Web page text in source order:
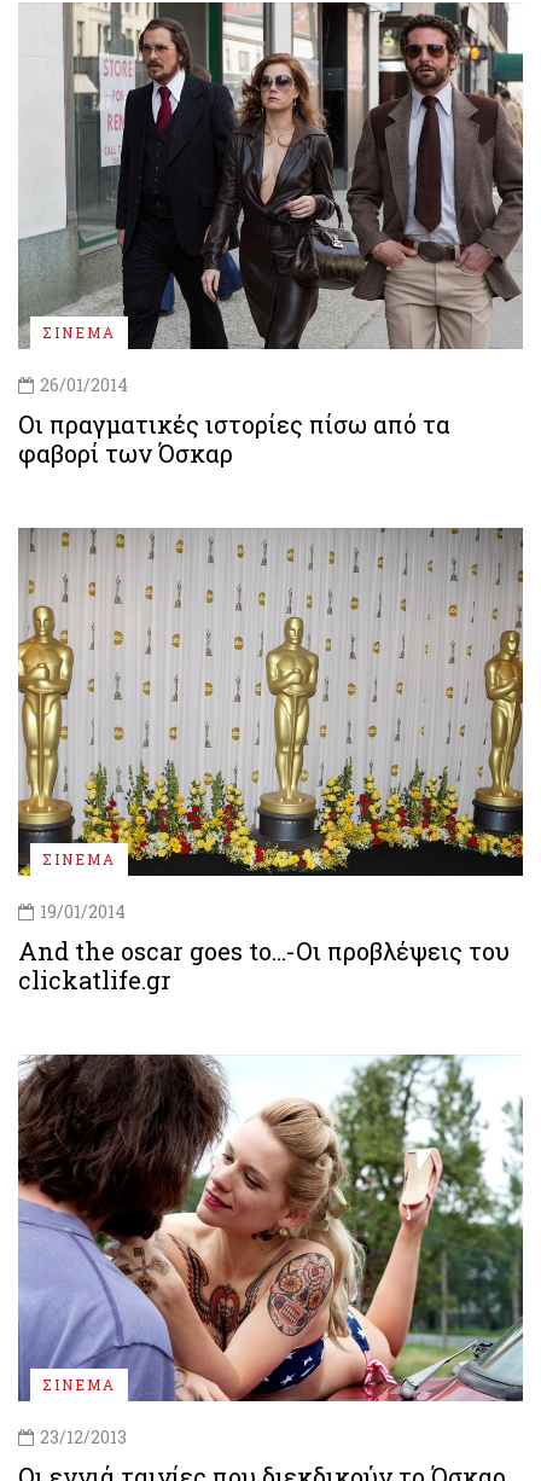
ΣΙΝΕΜΑ
26/01/2014
Οι πραγματικές ιστορίες πίσω από τα
φαβορί των Όσκαρ
ΣΙΝΕΜΑ
19/01/2014
Αnd the oscar goes to...-Οι προβλέψεις του
clickatlife.gr
ΣΙΝΕΜΑ
23/12/2013